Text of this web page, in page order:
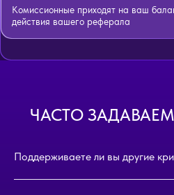
Комиссионные приходят на ваш
действия вашего реферала
ЧАСТО
Поддерживаете ли вы другие